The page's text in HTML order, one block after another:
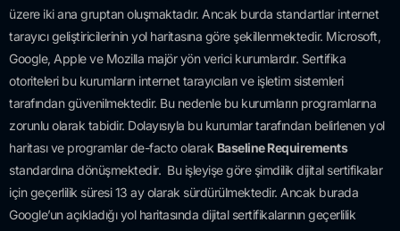
üzere iki ana gruptan oluşmaktadır. Ancak burda standartlar internet
tarayıcı geliştiricilerinin yol haritasına göre şekillenmektedir. Microsoft,
Google, Apple ve Mozilla majör yön verici kurumlardır. Sertifika
otoriteleri bu kurumların internet tarayıcıları ve işletim sistemleri
tarafından güvenilmektedir. Bu nedenle bu kurumların programlarına
zorunlu olarak tabidir. Dolayısıyla bu kurumlar tarafından belirlenen yol
haritası ve programlar de-facto olarak Baseline Requirements
standardına dönüşmektedir. Bu işleyişe göre şimdilik dijital sertifikalar
için geçerlilik süresi 13 ay olarak sürdürülmektedir. Ancak burada
Google’un açıkladığı yol haritasında dijital sertifikalarının geçerlilik